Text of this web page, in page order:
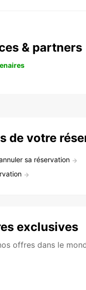
& partners
de votre
sa réservation
exclusives
offres dans le